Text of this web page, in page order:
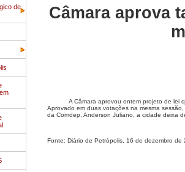
de
Câmara aprova
A Câmara aprovou ontem projeto de lei
Aprovado em duas votações na mesma
da Comdep, Anderson Juliano, a cidade deixa
Fonte: Diário de Petrópolis, 16 de dezembro de